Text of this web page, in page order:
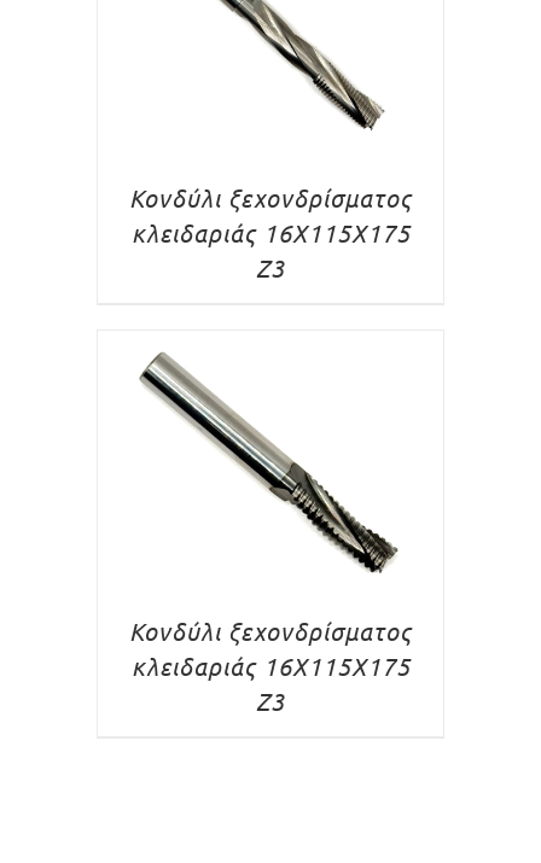
Κονδύλι ξεχονδρίσματος
κλειδαριάς 16X115X175
Z3
Κονδύλι ξεχονδρίσματος
κλειδαριάς 16X115X175
Z3